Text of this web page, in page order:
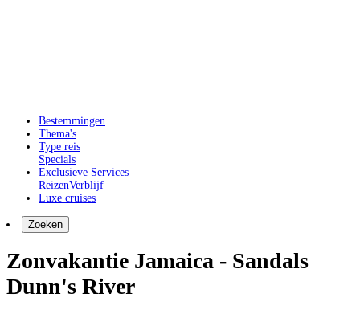
Bestemmingen
Thema's
Type reis
Specials
Exclusieve Services
ReizenVerblijf
Luxe cruises
Zoeken
Zonvakantie Jamaica - Sandals
Dunn's River